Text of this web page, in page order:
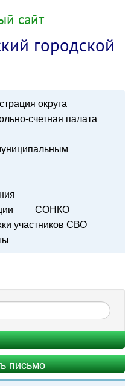
сайт
городской
округа
счетная палата
СОНКО
участников СВО
письмо